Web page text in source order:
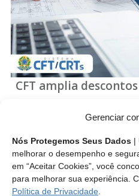
Gerenciar
Nós Protegemos Seus Dados |
melhorar o desempenho e
em “Aceitar Cookies”, você
para melhorar sua experiência.
Política de Privacidade
CFT amplia
foram beneficiados pelo
oferece descontos superiores
2022/2026.
Leia mais